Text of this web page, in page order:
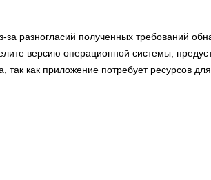
за разногласий полученных требований
версию операционной системы,
так как приложение потребует ресурсов